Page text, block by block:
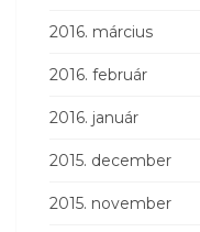
2016. március
2016. február
2016. január
2015. december
2015. november